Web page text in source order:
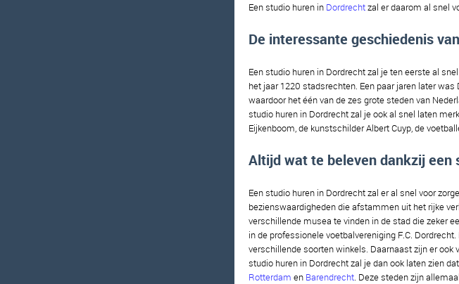
Een studio huren in Dordrechtzal er daarom al snel
De interessante geschiedenis
Een studio huren in Dordrecht zal je ten eerste al
het jaar 1220 stadsrechten. Een paar jaren later
waardoor het één van de zes grote steden van
studio huren in Dordrecht zal je ook al snel laten
Eijkenboom, de kunstschilder Albert Cuyp, de
Altijd wat te beleven dankzij een
Een studio huren in Dordrecht zal er al snel voor
bezienswaardigheden die afstammen uit het rijke
verschillende musea te vinden in de stad die zeker
in de professionele voetbalvereniging F.C.
verschillende soorten winkels. Daarnaast zijn er ook
studio huren in Dordrecht zal je dan ook laten zien
Rotterdam en Barendrecht. Deze steden zijn